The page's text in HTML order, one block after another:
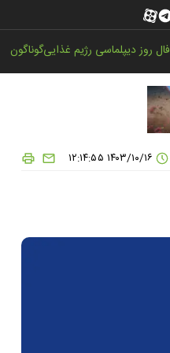
روزدیپلماسی رژیم غذاییگوناگون